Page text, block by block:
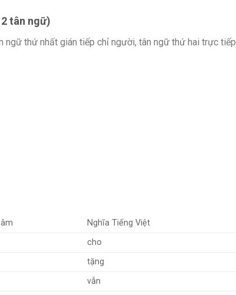
tân ngữ)
ngữ thứ nhất gián tiếp chỉ người, tân ngữ thứ hai trực tiếp
Nghĩa Tiếng Việt
cho
tặng
vẫn